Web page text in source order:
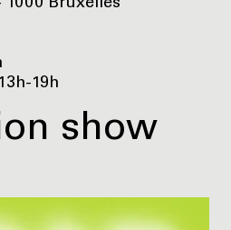
1000 Bruxelles
19h
show